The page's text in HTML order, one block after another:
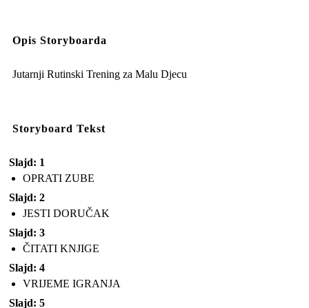
Opis Storyboarda
Jutarnji Rutinski Trening za Malu Djecu
Storyboard Tekst
Slajd: 1
OPRATI ZUBE
Slajd: 2
JESTI DORUČAK
Slajd: 3
ČITATI KNJIGE
Slajd: 4
VRIJEME IGRANJA
Slajd: 5